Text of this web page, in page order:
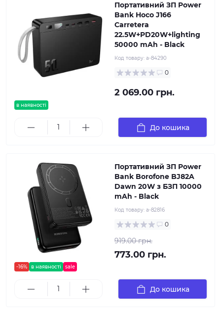
в наявності
Портативний ЗП Power
Bank Hoco J166
Carretera
22.5W+PD20W+lighting
50000 mAh - Black
Код товару: a-84290
0
2 069.00 грн.
До кошика
-16% в наявності sale
Портативний ЗП Power
Bank Borofone BJ82A
Dawn 20W з БЗП 10000
mAh - Black
Код товару: a-82816
0
919.00 грн.
773.00 грн.
До кошика